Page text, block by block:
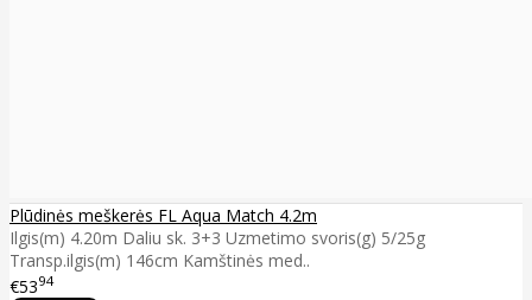
Plūdinės meškerės FL Aqua Match 4.2m
Ilgis(m) 4.20m Daliu sk. 3+3 Uzmetimo svoris(g) 5/25g
Transp.ilgis(m) 146cm Kamštinės med..
€5394